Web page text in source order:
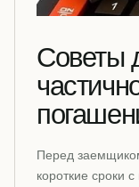
Советы
Перед
короткие сроки